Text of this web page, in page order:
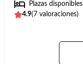
Plazas disponibles
4.9(7 valoraciones)